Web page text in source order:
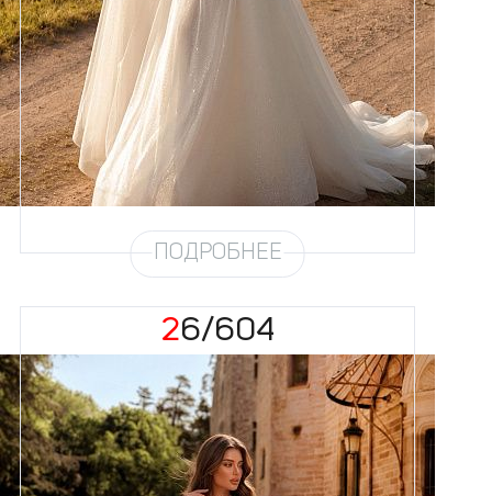
Цвет
Айвори
Силуэт
Пышный
Кружево
Жемчуг
Юбка
Европейка эконом + глиттер +
хорс
Глиттер
Мерцание новое 4,5 метра
Шлейф
Рукав
31
ПОДРОБНЕЕ
26/604